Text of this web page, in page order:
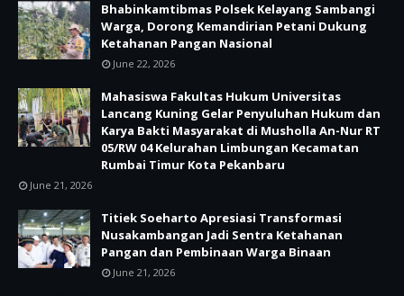
Bhabinkamtibmas Polsek Kelayang Sambangi
Warga, Dorong Kemandirian Petani Dukung
Ketahanan Pangan Nasional
June 22, 2026
Mahasiswa Fakultas Hukum Universitas
Lancang Kuning Gelar Penyuluhan Hukum dan
Karya Bakti Masyarakat di Musholla An-Nur RT
05/RW 04 Kelurahan Limbungan Kecamatan
Rumbai Timur Kota Pekanbaru
June 21, 2026
Titiek Soeharto Apresiasi Transformasi
Nusakambangan Jadi Sentra Ketahanan
Pangan dan Pembinaan Warga Binaan
June 21, 2026